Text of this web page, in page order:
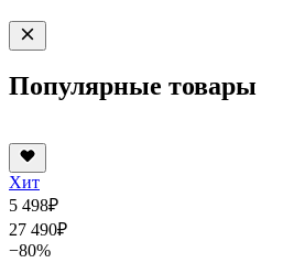
Популярные товары
Хит
5 498₽
27 490₽
−80%